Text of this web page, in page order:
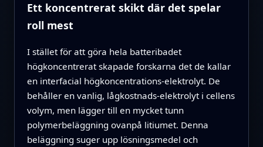
Ett koncentrerat skikt där det spelar
roll mest
I stället för att göra hela batteribadet
högkoncentrerat skapade forskarna det de kallar
en interfacial högkoncentrations‑elektrolyt. De
behåller en vanlig, lågkostnads‑elektrolyt i cellens
volym, men lägger till en mycket tunn
polymerbeläggning ovanpå litiumet. Denna
beläggning suger upp lösningsmedel och